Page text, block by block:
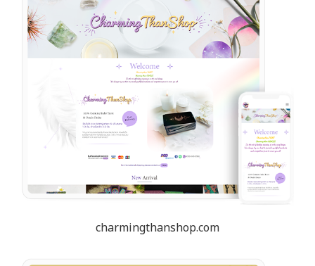
charmingthanshop.com